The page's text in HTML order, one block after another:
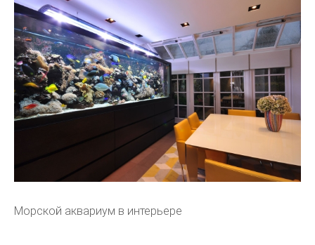
Морской аквариум в интерьере